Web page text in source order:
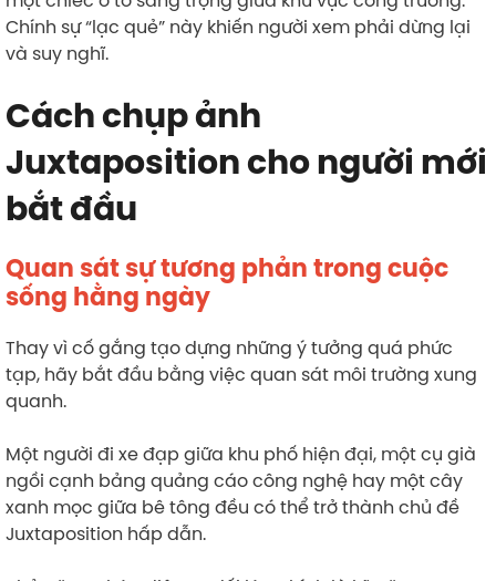
Chính sự “lạc quẻ” này khiến người xem phải dừng lại
và suy nghĩ.
Cách chụp ảnh
Juxtaposition cho người mới
bắt đầu
Quan sát sự tương phản trong cuộc
sống hằng ngày
Thay vì cố gắng tạo dựng những ý tưởng quá phức
tạp, hãy bắt đầu bằng việc quan sát môi trường xung
quanh.
Một người đi xe đạp giữa khu phố hiện đại, một cụ già
ngồi cạnh bảng quảng cáo công nghệ hay một cây
xanh mọc giữa bê tông đều có thể trở thành chủ đề
Juxtaposition hấp dẫn.